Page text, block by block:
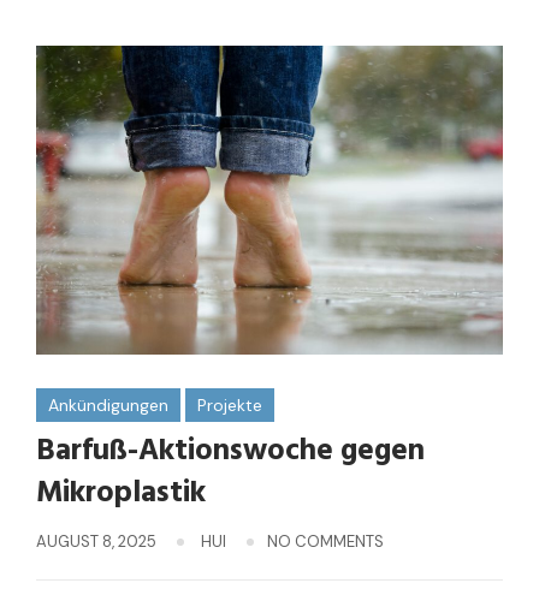
Ankündigungen Projekte
Barfuß-Aktionswoche gegen
Mikroplastik
AUGUST 8, 2025 HUI NO COMMENTS